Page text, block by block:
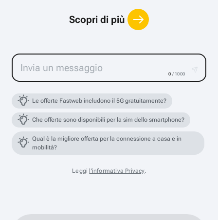
Scopri di più
0 / 1000
Le offerte Fastweb includono il 5G gratuitamente?
Che offerte sono disponibili per la sim dello smartphone?
Qual è la migliore offerta per la connessione a casa e in
mobilità?
Leggi l'informativa Privacy.